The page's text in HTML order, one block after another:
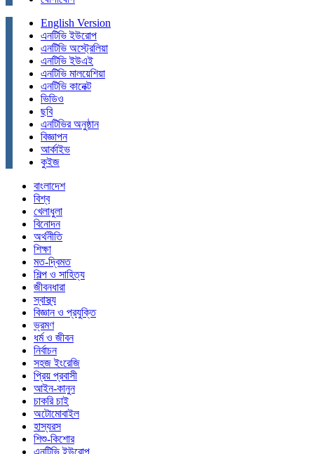
English Version
এনটিভি ইউরোপ
এনটিভি অস্ট্রেলিয়া
এনটিভি ইউএই
এনটিভি মালয়েশিয়া
এনটিভি কানেক্ট
ভিডিও
ছবি
এনটিভির অনুষ্ঠান
বিজ্ঞাপন
আর্কাইভ
কুইজ
বাংলাদেশ
বিশ্ব
খেলাধুলা
বিনোদন
অর্থনীতি
শিক্ষা
মত-দ্বিমত
শিল্প ও সাহিত্য
জীবনধারা
স্বাস্থ্য
বিজ্ঞান ও প্রযুক্তি
ভ্রমণ
ধর্ম ও জীবন
নির্বাচন
সহজ ইংরেজি
প্রিয় প্রবাসী
আইন-কানুন
চাকরি চাই
অটোমোবাইল
হাস্যরস
শিশু-কিশোর